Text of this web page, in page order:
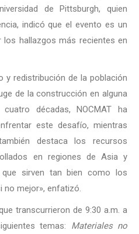
de Pittsburgh, quien
indicó que el evento es un
hallazgos más recientes en
y redistribución de la población
de la construcción en alguna
décadas, NOCMAT ha
este desafío, mientras
destaca los recursos
en regiones de Asia y
sirven tan bien como los
no mejor», enfatizó.
transcurrieron de 9:30 a.m. a
temas: Materiales no